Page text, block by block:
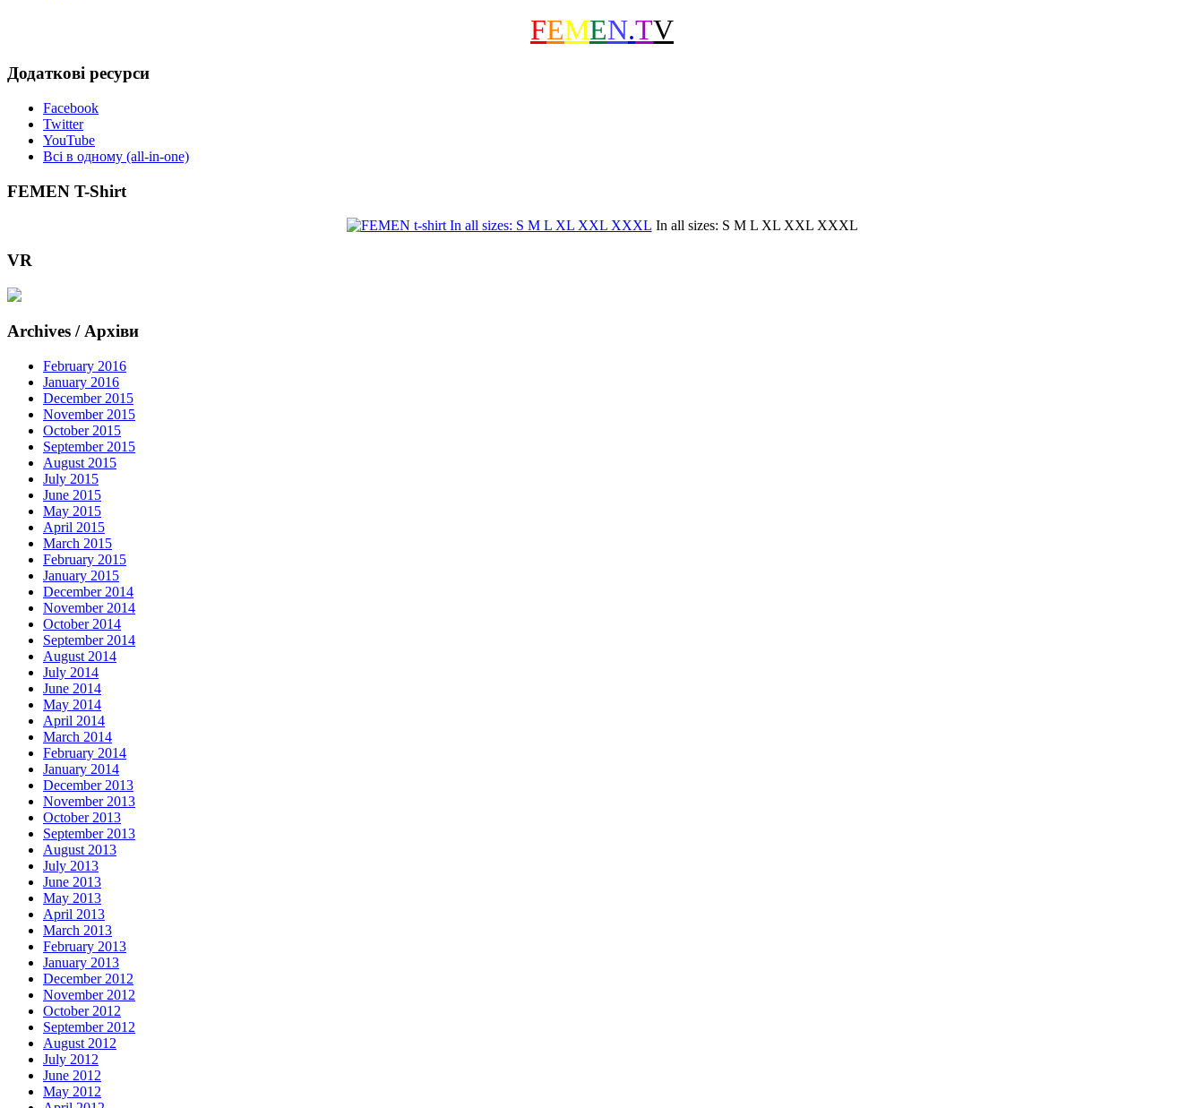
FEMEN.TV
Додаткові ресурси
Facebook
Twitter
YouTube
Всі в одному (all-in-one)
FEMEN T-Shirt
In all sizes: S M L XL XXL XXXL
VR
Archives / Архіви
February 2016
January 2016
December 2015
November 2015
October 2015
September 2015
August 2015
July 2015
June 2015
May 2015
April 2015
March 2015
February 2015
January 2015
December 2014
November 2014
October 2014
September 2014
August 2014
July 2014
June 2014
May 2014
April 2014
March 2014
February 2014
January 2014
December 2013
November 2013
October 2013
September 2013
August 2013
July 2013
June 2013
May 2013
April 2013
March 2013
February 2013
January 2013
December 2012
November 2012
October 2012
September 2012
August 2012
July 2012
June 2012
May 2012